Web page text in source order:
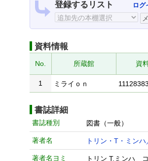
登録するリスト ログ
資料情報
No. 所蔵館 資
1 ミライｏｎ
書誌詳細
書誌種別 図書（一般）
著者名 トリン・T・ミンハ
著者名ヨミ トリン T.ミンハ